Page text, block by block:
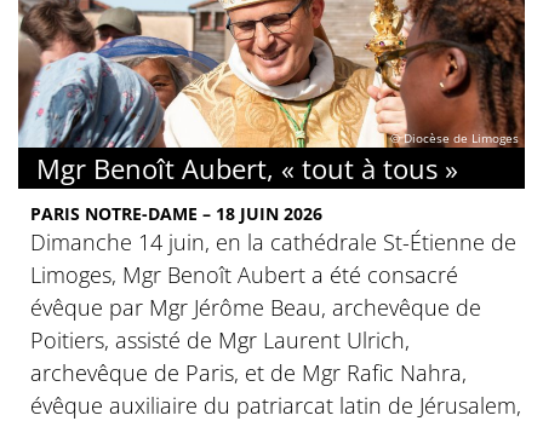
© Diocèse de Limoges
Mgr Benoît Aubert, « tout à tous »
PARIS NOTRE-DAME – 18 JUIN 2026
Dimanche 14 juin, en la cathédrale St-Étienne de
Limoges, Mgr Benoît Aubert a été consacré
évêque par Mgr Jérôme Beau, archevêque de
Poitiers, assisté de Mgr Laurent Ulrich,
archevêque de Paris, et de Mgr Rafic Nahra,
évêque auxiliaire du patriarcat latin de Jérusalem,